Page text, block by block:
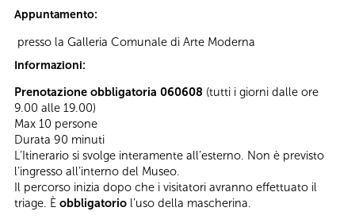
Appuntamento:
presso la Galleria Comunale di Arte Moderna
Informazioni:
Prenotazione obbligatoria 060608 (tutti i giorni dalle ore
9.00 alle 19.00)
Max 10 persone
Durata 90 minuti
L’Itinerario si svolge interamente all’esterno. Non è previsto
l’ingresso all’interno del Museo.
Il percorso inizia dopo che i visitatori avranno effettuato il
triage. È obbligatorio l’uso della mascherina.